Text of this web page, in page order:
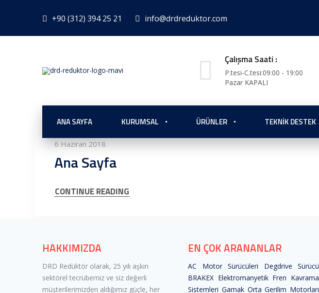
+90 (312) 394 25 21 info@drdreduktor.com
Çalışma Saati :
P.tesi-C.tesi:09:00 - 19:00
Pazar KAPALI
ANA SAYFA KURUMSAL ÜRÜNLER TEKNIK DESTEK
6 Haziran 2018
Ana Sayfa
CONTINUE READING
HAKKIMIZDA
DRD Redüktör olarak, 25 yılı aşkın
sektörel tecrübemiz ve siz değerli
müşterilerimizden aldığımız güçle, her
EN ÇOK ARANANLAR
AC Motor Sürücüleri
Degdrive Sürücü
BRAKEX Elektromanyetik Fren Kavrama
Sistemleri Gamak Orta Gerilim Motorları